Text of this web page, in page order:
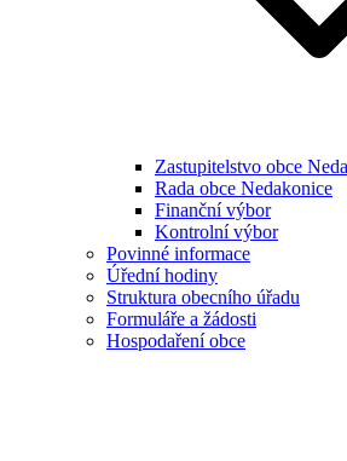
Zastupitelstvo obce
Rada obce Nedakonice
Finanční výbor
Kontrolní výbor
Povinné informace
Úřední hodiny
Struktura obecního úřadu
Formuláře a žádosti
Hospodaření obce